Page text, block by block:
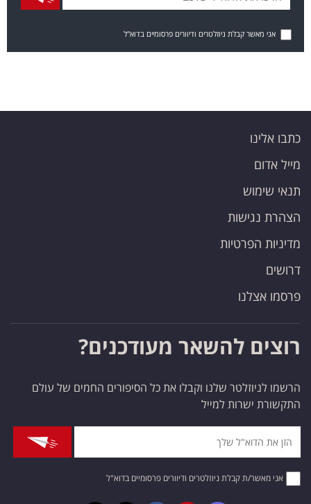
אני מאשר קבלת ניוזלטרים ודיוורים פרסומיים בדוא"ל
כתבו אלינו
מייל אדום
תנאי שימוש
הצהרת נגישות
מדיניות הפרטיות
דרושים
פרסמו אצלנו
רוצים להשאר מעודכנים?
הרשמו לניוזלטר שלנו וקבלו את כל הסיפורים החמים של עולם
התקשורת ישרות למייל
אני מאשר/ת קבלת ניוזלטרים ודיוורים פרסומיים בדוא"ל